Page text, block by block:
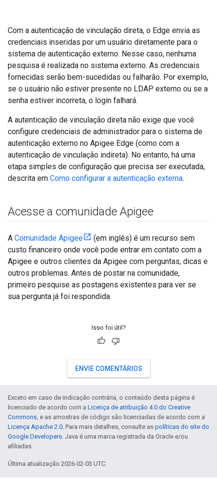
Com a autenticação de vinculação direta, o Edge envia as
credenciais inseridas por um usuário diretamente para o
sistema de autenticação externo. Nesse caso, nenhuma
pesquisa é realizada no sistema externo. As credenciais
fornecidas serão bem-sucedidas ou falharão. Por exemplo,
se o usuário não estiver presente no LDAP externo ou se a
senha estiver incorreta, o login falhará.
A autenticação de vinculação direta não exige que você
configure credenciais de administrador para o sistema de
autenticação externo no Apigee Edge (como com a
autenticação de vinculação indireta). No entanto, há uma
etapa simples de configuração que precisa ser executada,
descrita em Como configurar a autenticação externa.
Acesse a comunidade Apigee
A Comunidade Apigee
(em inglês) é um recurso sem
custo financeiro onde você pode entrar em contato com a
Apigee e outros clientes da Apigee com perguntas, dicas e
outros problemas. Antes de postar na comunidade,
primeiro pesquise as postagens existentes para ver se
sua pergunta já foi respondida.
Isso foi útil?
ENVIE COMENTÁRIOS
Exceto em caso de indicação contrária, o conteúdo desta página é
licenciado de acordo com a Licença de atribuição 4.0 do Creative
Commons, e as amostras de código são licenciadas de acordo com a
Licença Apache 2.0. Para mais detalhes, consulte as políticas do site do
Google Developers. Java é uma marca registrada da Oracle e/ou
afiliadas.
Última atualização 2026-02-03 UTC.